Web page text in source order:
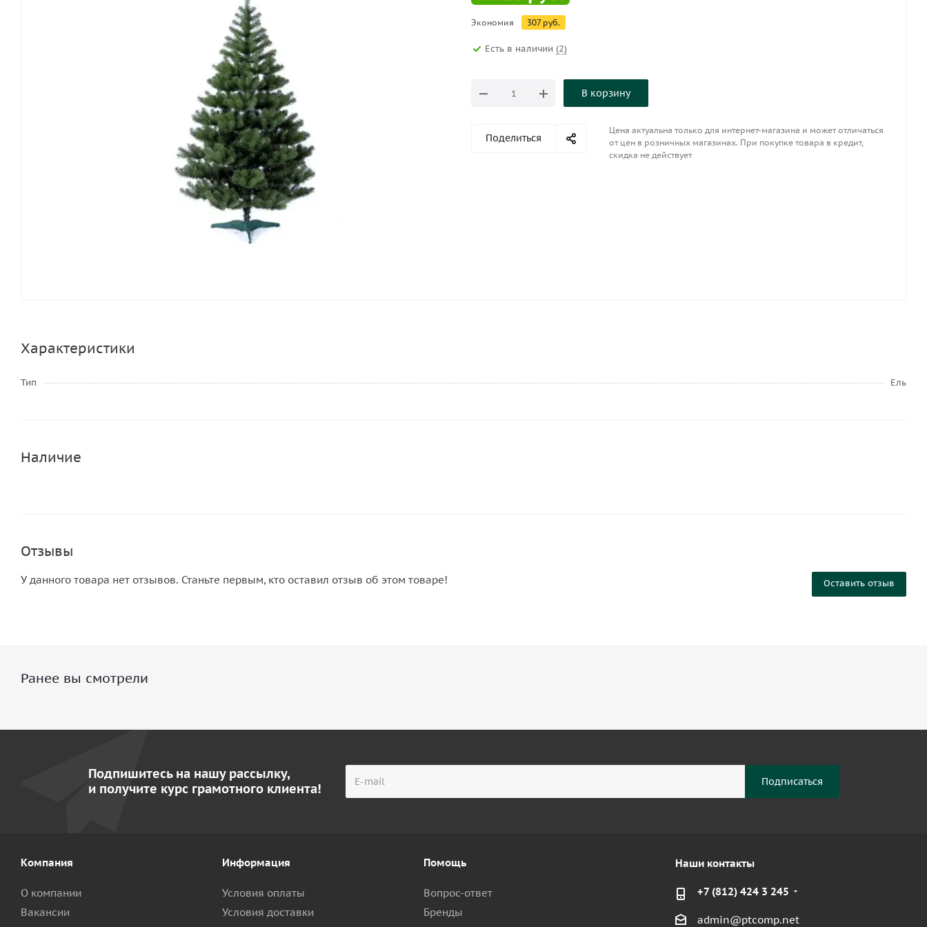
Экономия 307руб.
Есть в наличии (2)
В корзину
Поделиться
Цена актуальна только для интернет-магазина и может отличаться
от цен в розничных магазинах. При покупке товара в кредит,
скидка не действует
Характеристики
Тип Ель
Наличие
Отзывы
Оставить отзыв
У данного товара нет отзывов. Станьте первым, кто оставил отзыв об этом товаре!
Ранее вы смотрели
Подпишитесь на нашу рассылку,
и получите курс грамотного клиента!
Компания
О компании
Вакансии
Информация
Условия оплаты
Условия доставки
Помощь
Вопрос-ответ
Бренды
Наши контакты
+7 (812) 424 3 245
admin@ptcomp.net